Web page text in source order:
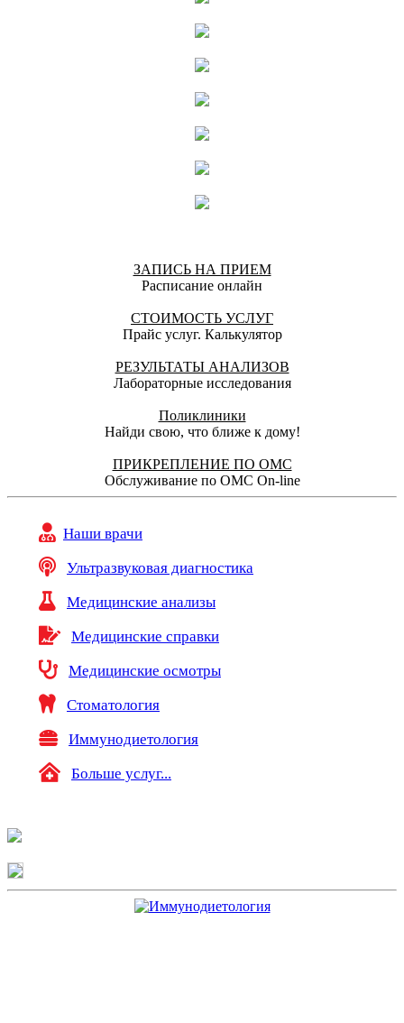
ЗАПИСЬ НА ПРИЕМ
Расписание онлайн
СТОИМОСТЬ УСЛУГ
Прайс услуг. Калькулятор
РЕЗУЛЬТАТЫ АНАЛИЗОВ
Лабораторные исследования
Поликлиники
Найди свою, что ближе к дому!
ПРИКРЕПЛЕНИЕ ПО ОМС
Обслуживание по ОМС On-line
Наши врачи
Ультразвуковая диагностика
Медицинские анализы
Медицинские справки
Медицинские осмотры
Стоматология
Иммунодиетология
Больше услуг...